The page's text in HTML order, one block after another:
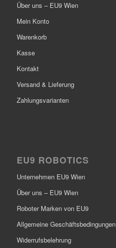
Über uns – EU9 Wien
Mein Konto
Warenkorb
Kasse
Kontakt
Versand & Lieferung
Zahlungsvarianten
EU9 ROBOTICS
Unternehmen EU9 Wien
Über uns – EU9 Wien
Roboter Marken von EU9
Allgemeine Geschäftsbedingungen
Widerrufsbelehrung